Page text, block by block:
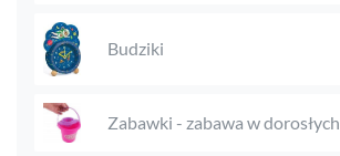
Budziki
Zabawki - zabawa w dorosłych